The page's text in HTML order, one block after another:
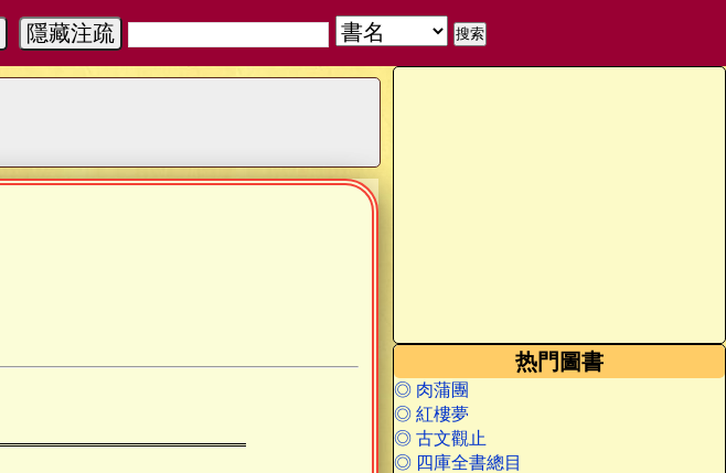
隱藏注疏
热門圖書
◎ 肉蒲團
◎ 紅樓夢
◎ 古文觀止
◎ 四庫全書總目